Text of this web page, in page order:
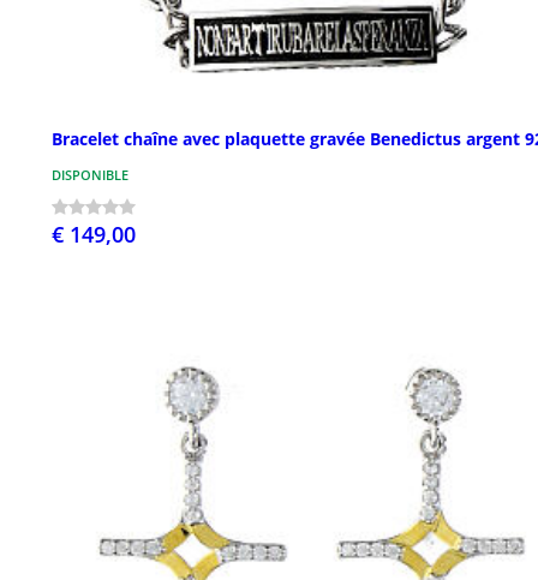
Bracelet chaîne avec plaquette gravée Benedictus argent
DISPONIBLE
€ 149,00